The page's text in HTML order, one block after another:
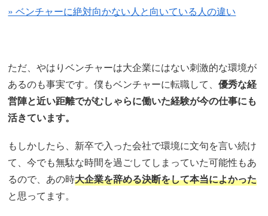
» ベンチャーに絶対向かない人と向いている人の違い
ただ、やはりベンチャーは大企業にはない刺激的な環境が
あるのも事実です。僕もベンチャーに転職して、優秀な経
営陣と近い距離でがむしゃらに働いた経験が今の仕事にも
活きています。
もしかしたら、新卒で入った会社で環境に文句を言い続け
て、今でも無駄な時間を過ごしてしまっていた可能性もあ
るので、あの時大企業を辞める決断をして本当によかった
と思ってます。